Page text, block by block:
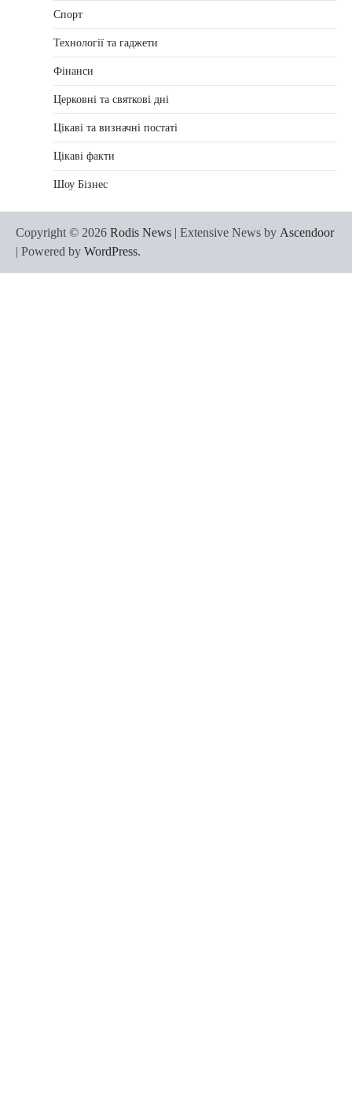
Спорт
Технології та гаджети
Фінанси
Церковні та святкові дні
Цікаві та визначні постаті
Цікаві факти
Шоу Бізнес
Copyright © 2026 Rodis News | Extensive News by Ascendoor
| Powered by WordPress.